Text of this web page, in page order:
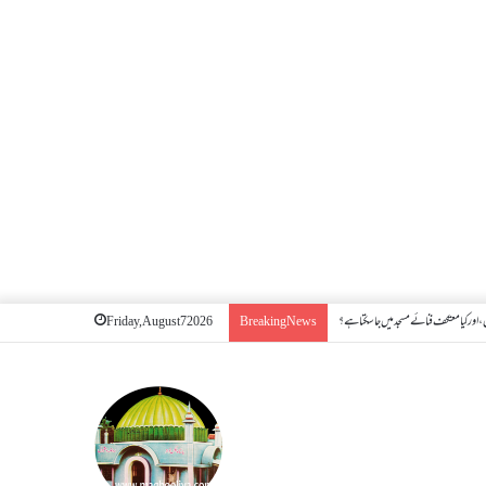
Friday, August 7 2026 Breaking News کیا معتکف فنائے مسجد میں جا سکتا ہے؟